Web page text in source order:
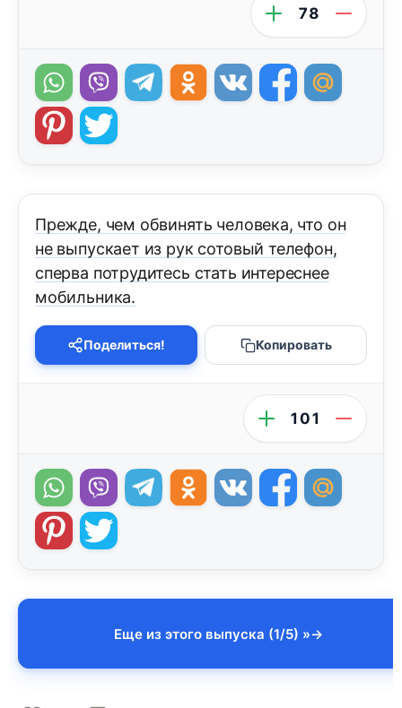
78
Прежде, чем обвинять человека, что он
не выпускает из рук сотовый телефон,
сперва потрудитесь стать интереснее
мобильника.
Поделиться! Копировать
101
Еще из этого выпуска (1/5) »